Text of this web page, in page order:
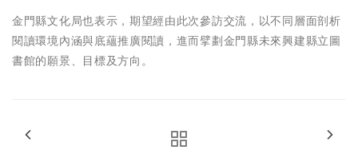
金門縣文化局也表示，期望經由此次參訪交流，以不同層面剖析
閱讀環境內涵與底蘊推廣閱讀，進而擘劃金門縣未來興建縣立圖
書館的願景、目標及方向。